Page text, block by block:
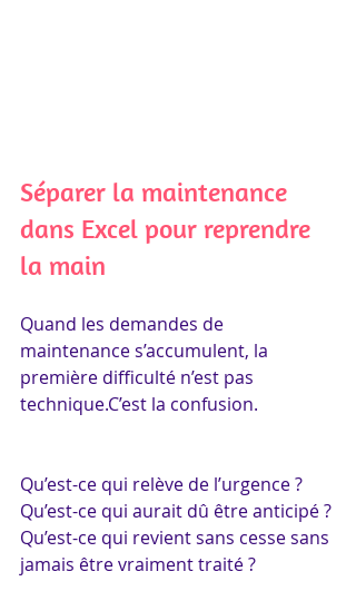
Séparer la maintenance
dans Excel pour reprendre
la main
Quand les demandes de
maintenance s’accumulent, la
première difficulté n’est pas
technique.C’est la confusion.
Qu’est-ce qui relève de l’urgence ?
Qu’est-ce qui aurait dû être anticipé ?
Qu’est-ce qui revient sans cesse sans
jamais être vraiment traité ?